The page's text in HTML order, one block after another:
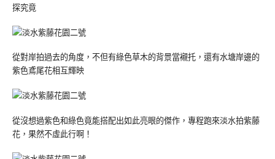
探究竟
從對岸拍過去的角度，不但有綠色草木的背景當襯托，還有水塘岸邊的
紫色鳶尾花相互輝映
從沒想過紫色和綠色竟能搭配出如此亮眼的傑作，專程跑來淡水拍紫藤
花，果然不虛此行啊！